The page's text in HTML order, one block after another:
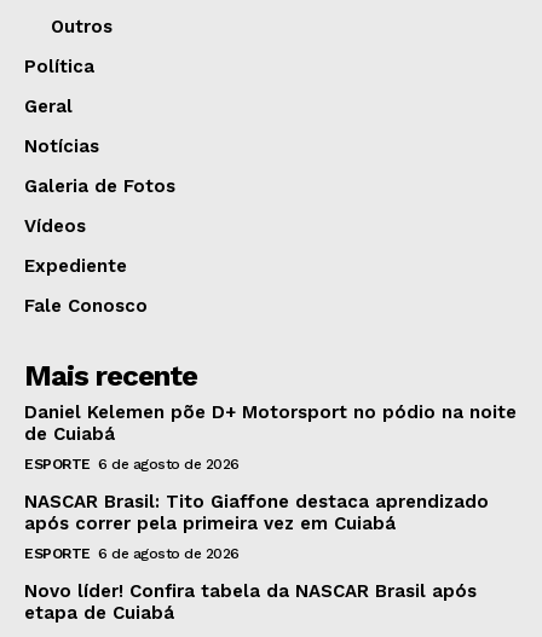
Outros
Política
Geral
Notícias
Galeria de Fotos
Vídeos
Expediente
Fale Conosco
Mais recente
Daniel Kelemen põe D+ Motorsport no pódio na noite
de Cuiabá
ESPORTE 6 de agosto de 2026
NASCAR Brasil: Tito Giaffone destaca aprendizado
após correr pela primeira vez em Cuiabá
ESPORTE 6 de agosto de 2026
Novo líder! Confira tabela da NASCAR Brasil após
etapa de Cuiabá